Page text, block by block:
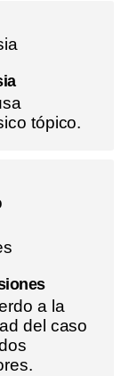
tópico.
a la
del caso